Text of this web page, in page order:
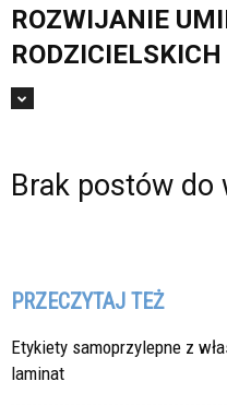
ROZWIJANIE
RODZICIELSKICH
Brak postów do
PRZECZYTAJ TEŻ
Etykiety samoprzylepne z
laminat